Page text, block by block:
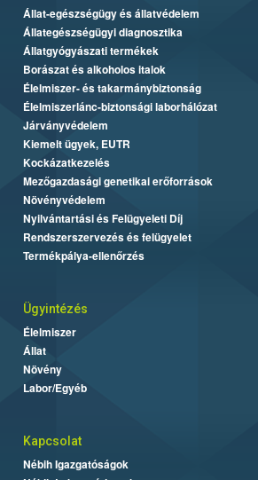
Állat-egészségügy és állatvédelem
Állategészségügyi diagnosztika
Állatgyógyászati termékek
Borászat és alkoholos italok
Élelmiszer- és takarmánybiztonság
Élelmiszerlánc-biztonsági laborhálózat
Járványvédelem
Kiemelt ügyek, EUTR
Kockázatkezelés
Mezőgazdasági genetikai erőforrások
Növényvédelem
Nyilvántartási és Felügyeleti Díj
Rendszerszervezés és felügyelet
Termékpálya-ellenőrzés
Ügyintézés
Élelmiszer
Állat
Növény
Labor/Egyéb
Kapcsolat
Nébih Igazgatóságok